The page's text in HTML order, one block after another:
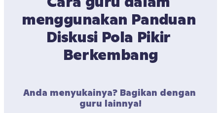
menggunakan Panduan
Diskusi Pola Pikir
Berkembang
Anda menyukainya? Bagikan dengan
guru lainnya!